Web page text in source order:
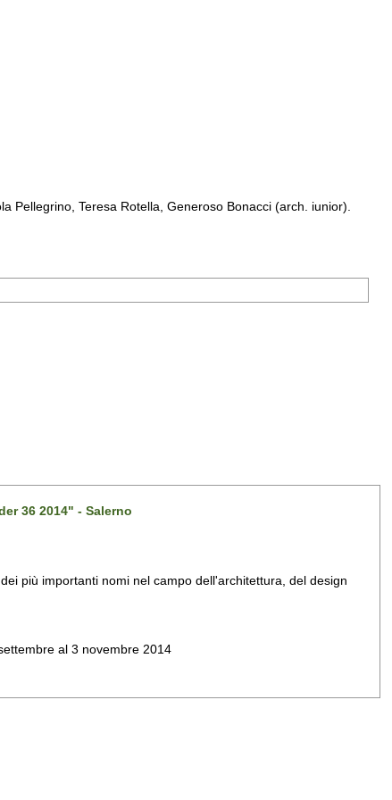
Pellegrino, Teresa Rotella, Generoso Bonacci (arch. iunior).
36 2014" - Salerno
più importanti nomi nel campo dell'architettura, del design
al 3 novembre 2014